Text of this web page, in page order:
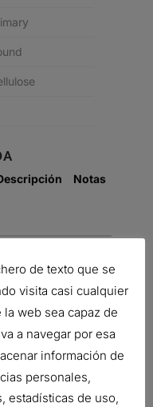
Notas
AIR FILTER,
de texto que se
visita casi cualquier
web sea capaz de
a navegar por esa
información de
personales,
estadísticas de uso,